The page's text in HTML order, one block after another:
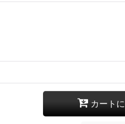
カート